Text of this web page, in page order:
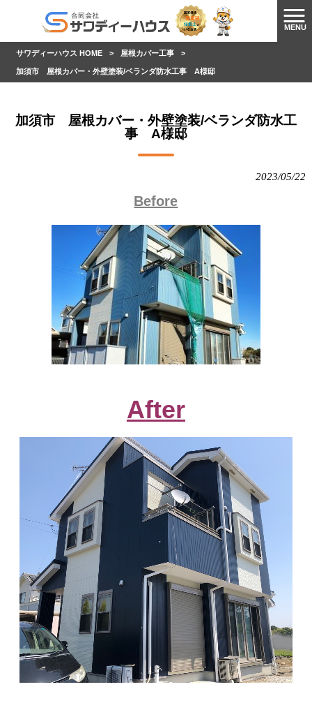
MENU
サワディーハウス HOME > 屋根カバー工事 >
加須市 屋根カバー・外壁塗装/ベランダ防水工事 A様邸
加須市 屋根カバー・外壁塗装/ベランダ防水工
事 A様邸
2023/05/22
Before
After